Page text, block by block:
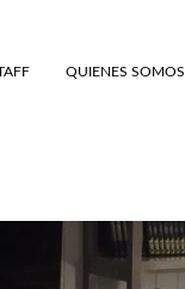
QUIENES SOMOS